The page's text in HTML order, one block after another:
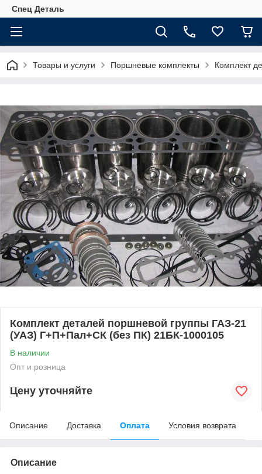
Спец Деталь
Товары и услуги Поршневые комплекты Комплект
Комплект деталей поршневой группы ГАЗ-21
(УАЗ) Г+П+Пал+СК (без ПК) 21БК-1000105
В наличии
Опт и розница
Цену уточняйте
Описание Доставка Оплата Условия возврата
Описание